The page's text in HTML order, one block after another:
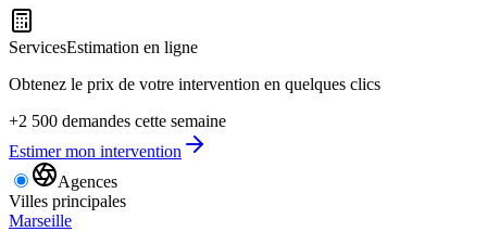
ServicesEstimation en ligne
Obtenez le prix de votre intervention en quelques clics
+2 500 demandes cette semaine
Estimer mon intervention
Agences
Villes principales
Marseille